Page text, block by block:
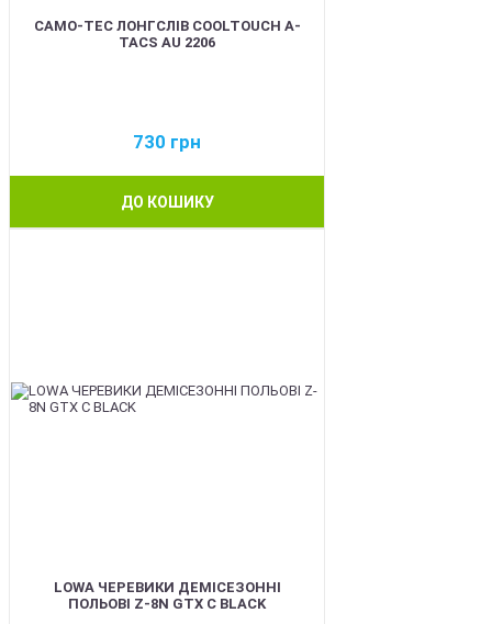
CAMO-TEC ЛОНГСЛІВ COOLTOUCH A-
TACS AU 2206
730 грн
ДО КОШИКУ
LOWA ЧЕРЕВИКИ ДЕМІСЕЗОННІ
ПОЛЬОВІ Z-8N GTX C BLACK